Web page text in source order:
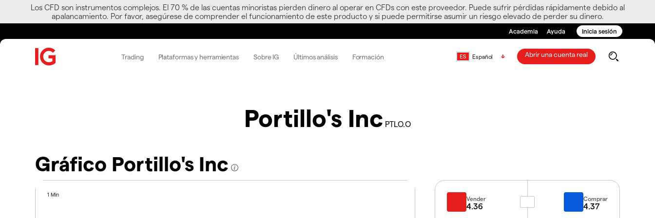
Los CFD son instrumentos complejos. El 70 % de las cuentas minoristas pierden dinero al operar en CFDs con este proveedor. Puede sufrir pérdidas rápidamente debido al
apalancamiento. Por favor, asegúrese de comprender el funcionamiento de este producto y si puede permitirse asumir un riesgo elevado de perder su dinero.
Academia Ayuda Inicia sesión
Trading Plataformas y herramientas Sobre IG Últimos análisis Formación Español Abrir una cuenta real
Portillo's Inc PTLO.O
Gráfico Portillo's Inc
1 Min
Vender
4.36
Comprar
4.37